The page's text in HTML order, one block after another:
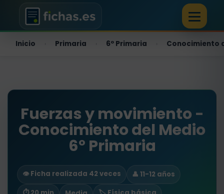
Inicio Primaria 6º Primaria Conocimiento
Fuerzas y movimiento -
Conocimiento del Medio
6º Primaria
👁️ Ficha realizada 42 veces
👤 11-12 años